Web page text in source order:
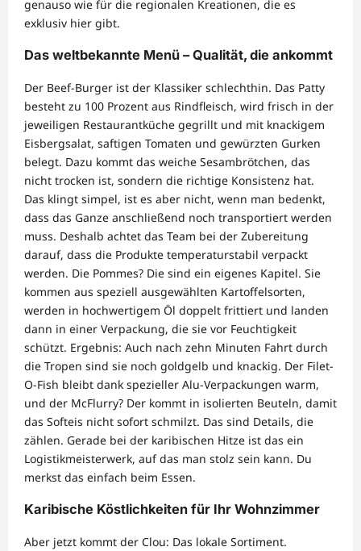
genauso wie für die regionalen Kreationen, die es
exklusiv hier gibt.
Das weltbekannte Menü – Qualität, die ankommt
Der Beef-Burger ist der Klassiker schlechthin. Das Patty
besteht zu 100 Prozent aus Rindfleisch, wird frisch in der
jeweiligen Restaurantküche gegrillt und mit knackigem
Eisbergsalat, saftigen Tomaten und gewürzten Gurken
belegt. Dazu kommt das weiche Sesambrötchen, das
nicht trocken ist, sondern die richtige Konsistenz hat.
Das klingt simpel, ist es aber nicht, wenn man bedenkt,
dass das Ganze anschließend noch transportiert werden
muss. Deshalb achtet das Team bei der Zubereitung
darauf, dass die Produkte temperaturstabil verpackt
werden. Die Pommes? Die sind ein eigenes Kapitel. Sie
kommen aus speziell ausgewählten Kartoffelsorten,
werden in hochwertigem Öl doppelt frittiert und landen
dann in einer Verpackung, die sie vor Feuchtigkeit
schützt. Ergebnis: Auch nach zehn Minuten Fahrt durch
die Tropen sind sie noch goldgelb und knackig. Der Filet-
O-Fish bleibt dank spezieller Alu-Verpackungen warm,
und der McFlurry? Der kommt in isolierten Beuteln, damit
das Softeis nicht sofort schmilzt. Das sind Details, die
zählen. Gerade bei der karibischen Hitze ist das ein
Logistikmeisterwerk, auf das man stolz sein kann. Du
merkst das einfach beim Essen.
Karibische Köstlichkeiten für Ihr Wohnzimmer
Aber jetzt kommt der Clou: Das lokale Sortiment.